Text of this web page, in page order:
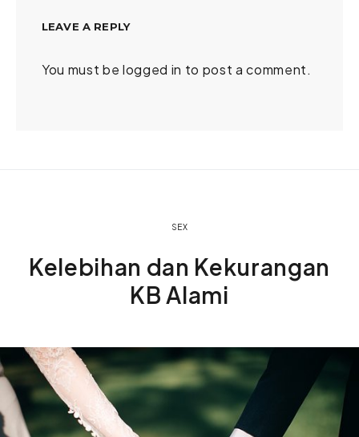
LEAVE A REPLY
You must be logged in to post a comment.
SEX
Kelebihan dan Kekurangan
KB Alami